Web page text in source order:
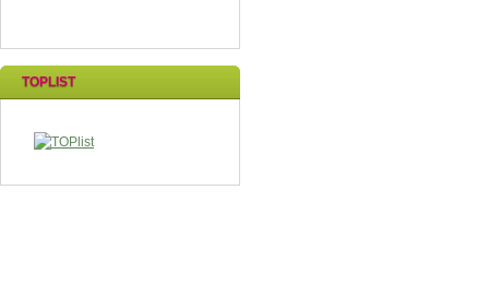
TOPLIST